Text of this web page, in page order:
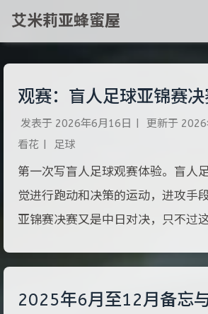
艾米莉亚蜂蜜屋
观赛：盲人足球亚锦赛
发表于 2026年6月16日 更新于 2026
看花
足球
第一次写盲人足球观赛体验。盲人
觉进行跑动和决策的运动，进攻手
亚锦赛决赛又是中日对决，只不过
在合规基础上非常卖力，对盲人国
队一视同仁，让比赛氛围变得非常
2025年6月至12月备忘